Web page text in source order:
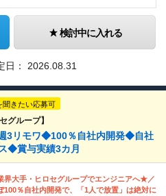
検討中に入れる
日： 2026.08.31
聞きたい応募可
グループ】
3リモワ◆100％自社内開発◆自社
◆賞与実績3カ月
界大手・ヒロセグループでエンジニアへ★／
100％自社内開発で、「1人で放置」は絶対に